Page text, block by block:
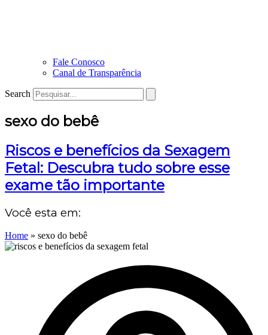
Fale Conosco
Canal de Transparência
Search
sexo do bebê
Riscos e benefícios da Sexagem
Fetal: Descubra tudo sobre esse
exame tão importante
Você esta em:
Home » sexo do bebê